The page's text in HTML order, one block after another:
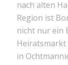
nach alten
Region ist
nicht nur ein
Heiratsmarkt
in